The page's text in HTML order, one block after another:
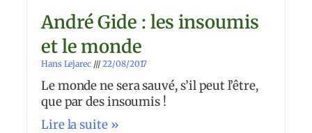
André Gide : les insoumis
et le monde
Hans Lejarec 22/08/2017
Le monde ne sera sauvé, s’il peut l’être,
que par des insoumis !
Lire la suite »